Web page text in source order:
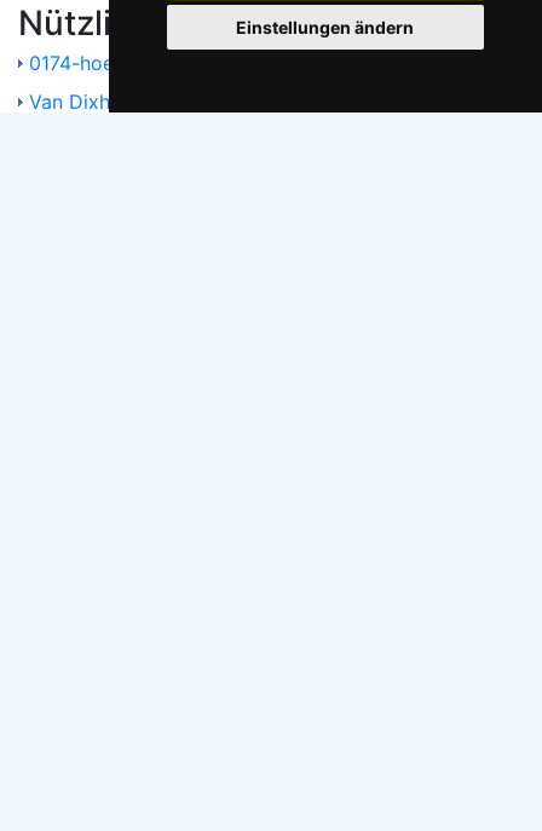
Einstellungen ändern
Nützliche Links
0174-hoekvanholland.startkabel.nl
Van Dixhoorndriehoek